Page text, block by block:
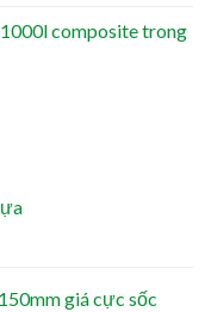
composite trong
giá cực sốc